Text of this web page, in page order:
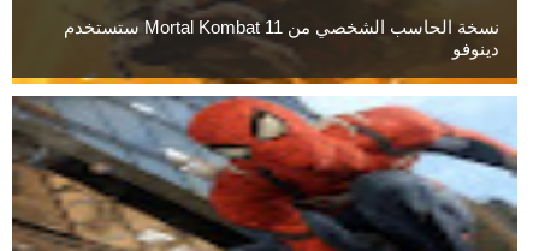
نسخة الحاسب الشخصي من Mortal Kombat 11 ستستخدم
دينوفو